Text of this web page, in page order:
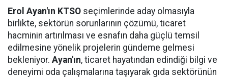
Erol Ayan'ın KTSO seçimlerinde aday olmasıyla
birlikte, sektörün sorunlarının çözümü, ticaret
hacminin artırılması ve esnafın daha güçlü temsil
edilmesine yönelik projelerin gündeme gelmesi
bekleniyor. Ayan'ın, ticaret hayatından edindiği bilgi ve
deneyimi oda çalışmalarına taşıyarak gıda sektörünün